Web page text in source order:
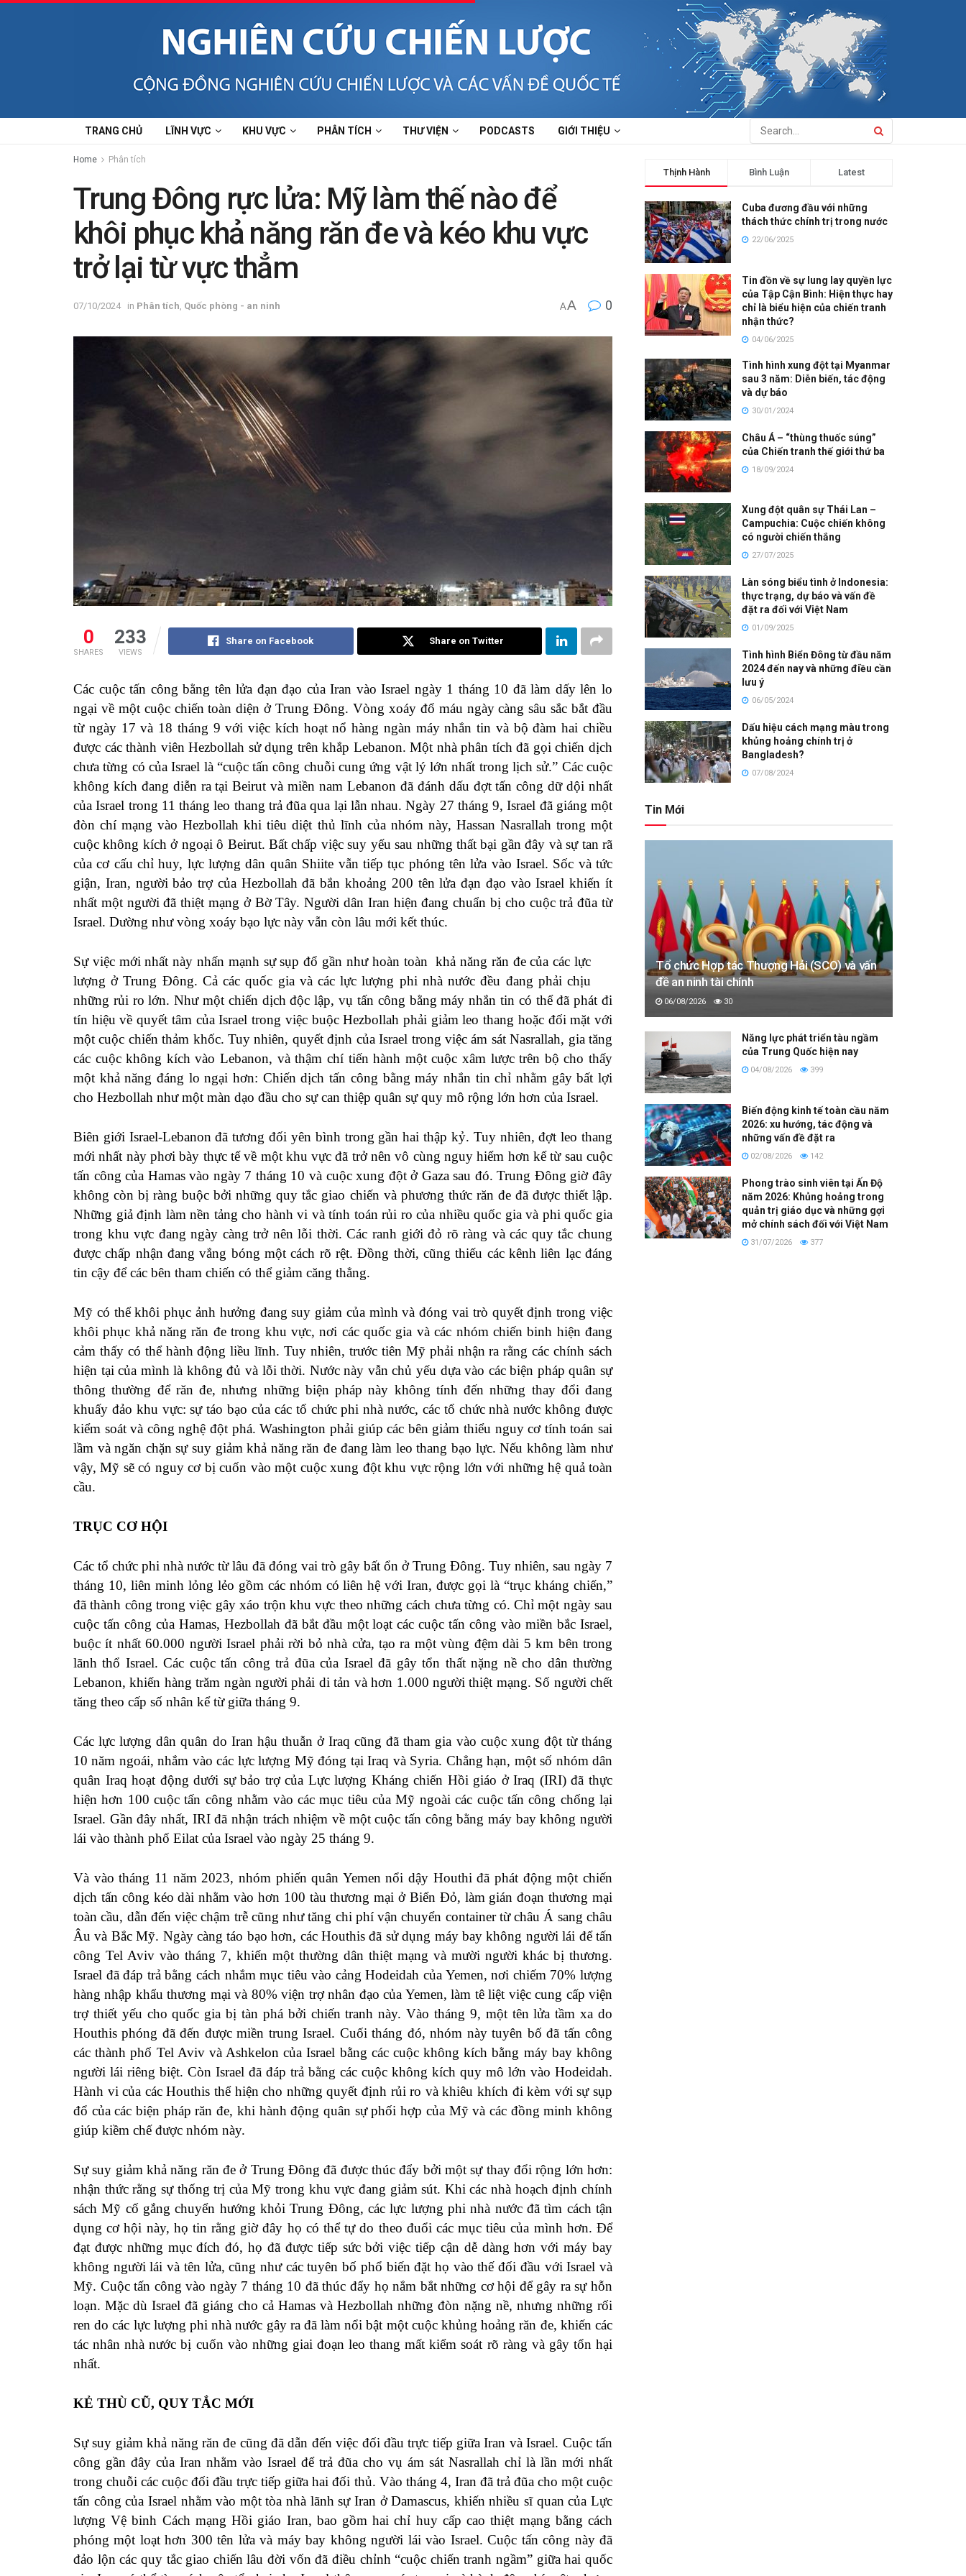
TRANG CHỦ LĨNH VỰC KHU VỰC PHÂN TÍCH THƯ VIỆN PODCASTS GIỚI THIỆU
Home Phân tích
Trung Đông rực lửa: Mỹ làm thế nào để
khôi phục khả năng răn đe và kéo khu vực
trở lại từ vực thẳm
07/10/2024 in Phân tích Quốc phòng - an ninh AA 0
0
SHARES
233
VIEWS
Share on Facebook Share on Twitter
Các cuộc tấn công bằng tên lửa đạn đạo của Iran vào Israel ngày 1 tháng 10 đã làm dấy lên lo
ngại về một cuộc chiến toàn diện ở Trung Đông. Vòng xoáy đổ máu ngày càng sâu sắc bắt đầu
từ ngày 17 và 18 tháng 9 với việc kích hoạt nổ hàng ngàn máy nhắn tin và bộ đàm hai chiều
được các thành viên Hezbollah sử dụng trên khắp Lebanon. Một nhà phân tích đã gọi chiến dịch
chưa từng có của Israel là “cuộc tấn công chuỗi cung ứng vật lý lớn nhất trong lịch sử.” Các cuộc
không kích đang diễn ra tại Beirut và miền nam Lebanon đã đánh dấu đợt tấn công dữ dội nhất
của Israel trong 11 tháng leo thang trả đũa qua lại lẫn nhau. Ngày 27 tháng 9, Israel đã giáng một
đòn chí mạng vào Hezbollah khi tiêu diệt thủ lĩnh của nhóm này, Hassan Nasrallah trong một
cuộc không kích ở ngoại ô Beirut. Bất chấp việc suy yếu sau những thất bại gần đây và sự tan rã
của cơ cấu chỉ huy, lực lượng dân quân Shiite vẫn tiếp tục phóng tên lửa vào Israel. Sốc và tức
giận, Iran, người bảo trợ của Hezbollah đã bắn khoảng 200 tên lửa đạn đạo vào Israel khiến ít
nhất một người đã thiệt mạng ở Bờ Tây. Người dân Iran hiện đang chuẩn bị cho cuộc trả đũa từ
Israel. Dường như vòng xoáy bạo lực này vẫn còn lâu mới kết thúc.
Sự việc mới nhất này nhấn mạnh sự sụp đổ gần như hoàn toàn khả năng răn đe của các lực
lượng ở Trung Đông. Cả các quốc gia và các lực lượng phi nhà nước đều đang phải chịu
những rủi ro lớn. Như một chiến dịch độc lập, vụ tấn công bằng máy nhắn tin có thể đã phát đi
tín hiệu về quyết tâm của Israel trong việc buộc Hezbollah phải giảm leo thang hoặc đối mặt với
một cuộc chiến thảm khốc. Tuy nhiên, quyết định của Israel trong việc ám sát Nasrallah, gia tăng
các cuộc không kích vào Lebanon, và thậm chí tiến hành một cuộc xâm lược trên bộ cho thấy
một khả năng đáng lo ngại hơn: Chiến dịch tấn công bằng máy nhắn tin chỉ nhằm gây bất lợi
cho Hezbollah như một màn dạo đầu cho sự can thiệp quân sự quy mô rộng lớn hơn của Israel.
Biên giới Israel-Lebanon đã tương đối yên bình trong gần hai thập kỷ. Tuy nhiên, đợt leo thang
mới nhất này phơi bày thực tế về một khu vực đã trở nên vô cùng nguy hiểm hơn kể từ sau cuộc
tấn công của Hamas vào ngày 7 tháng 10 và cuộc xung đột ở Gaza sau đó. Trung Đông giờ đây
không còn bị ràng buộc bởi những quy tắc giao chiến và phương thức răn đe đã được thiết lập.
Những giả định làm nền tảng cho hành vi và tính toán rủi ro của nhiều quốc gia và phi quốc gia
trong khu vực đang ngày càng trở nên lỗi thời. Các ranh giới đỏ rõ ràng và các quy tắc chung
được chấp nhận đang vắng bóng một cách rõ rệt. Đồng thời, cũng thiếu các kênh liên lạc đáng
tin cậy để các bên tham chiến có thể giảm căng thẳng.
Mỹ có thể khôi phục ảnh hưởng đang suy giảm của mình và đóng vai trò quyết định trong việc
khôi phục khả năng răn đe trong khu vực, nơi các quốc gia và các nhóm chiến binh hiện đang
cảm thấy có thể hành động liều lĩnh. Tuy nhiên, trước tiên Mỹ phải nhận ra rằng các chính sách
hiện tại của mình là không đủ và lỗi thời. Nước này vẫn chủ yếu dựa vào các biện pháp quân sự
thông thường để răn đe, nhưng những biện pháp này không tính đến những thay đổi đang
khuấy đảo khu vực: sự táo bạo của các tổ chức phi nhà nước, các tổ chức nhà nước không được
kiểm soát và công nghệ đột phá. Washington phải giúp các bên giảm thiểu nguy cơ tính toán sai
lầm và ngăn chặn sự suy giảm khả năng răn đe đang làm leo thang bạo lực. Nếu không làm như
vậy, Mỹ sẽ có nguy cơ bị cuốn vào một cuộc xung đột khu vực rộng lớn với những hệ quả toàn
cầu.
TRỤC CƠ HỘI
Các tổ chức phi nhà nước từ lâu đã đóng vai trò gây bất ổn ở Trung Đông. Tuy nhiên, sau ngày 7
tháng 10, liên minh lỏng lẻo gồm các nhóm có liên hệ với Iran, được gọi là “trục kháng chiến,”
đã thành công trong việc gây xáo trộn khu vực theo những cách chưa từng có. Chỉ một ngày sau
cuộc tấn công của Hamas, Hezbollah đã bắt đầu một loạt các cuộc tấn công vào miền bắc Israel,
buộc ít nhất 60.000 người Israel phải rời bỏ nhà cửa, tạo ra một vùng đệm dài 5 km bên trong
lãnh thổ Israel. Các cuộc tấn công trả đũa của Israel đã gây tổn thất nặng nề cho dân thường
Lebanon, khiến hàng trăm ngàn người phải di tản và hơn 1.000 người thiệt mạng. Số người chết
tăng theo cấp số nhân kể từ giữa tháng 9.
Các lực lượng dân quân do Iran hậu thuẫn ở Iraq cũng đã tham gia vào cuộc xung đột từ tháng
10 năm ngoái, nhắm vào các lực lượng Mỹ đóng tại Iraq và Syria. Chẳng hạn, một số nhóm dân
quân Iraq hoạt động dưới sự bảo trợ của Lực lượng Kháng chiến Hồi giáo ở Iraq (IRI) đã thực
hiện hơn 100 cuộc tấn công nhằm vào các mục tiêu của Mỹ ngoài các cuộc tấn công chống lại
Israel. Gần đây nhất, IRI đã nhận trách nhiệm về một cuộc tấn công bằng máy bay không người
lái vào thành phố Eilat của Israel vào ngày 25 tháng 9.
Và vào tháng 11 năm 2023, nhóm phiến quân Yemen nổi dậy Houthi đã phát động một chiến
dịch tấn công kéo dài nhằm vào hơn 100 tàu thương mại ở Biển Đỏ, làm gián đoạn thương mại
toàn cầu, dẫn đến việc chậm trễ cũng như tăng chi phí vận chuyển container từ châu Á sang châu
Âu và Bắc Mỹ. Ngày càng táo bạo hơn, các Houthis đã sử dụng máy bay không người lái để tấn
công Tel Aviv vào tháng 7, khiến một thường dân thiệt mạng và mười người khác bị thương.
Israel đã đáp trả bằng cách nhắm mục tiêu vào cảng Hodeidah của Yemen, nơi chiếm 70% lượng
hàng nhập khẩu thương mại và 80% viện trợ nhân đạo của Yemen, làm tê liệt việc cung cấp viện
trợ thiết yếu cho quốc gia bị tàn phá bởi chiến tranh này. Vào tháng 9, một tên lửa tầm xa do
Houthis phóng đã đến được miền trung Israel. Cuối tháng đó, nhóm này tuyên bố đã tấn công
các thành phố Tel Aviv và Ashkelon của Israel bằng các cuộc không kích bằng máy bay không
người lái riêng biệt. Còn Israel đã đáp trả bằng các cuộc không kích quy mô lớn vào Hodeidah.
Hành vi của các Houthis thể hiện cho những quyết định rủi ro và khiêu khích đi kèm với sự sụp
đổ của các biện pháp răn đe, khi hành động quân sự phối hợp của Mỹ và các đồng minh không
giúp kiềm chế được nhóm này.
Sự suy giảm khả năng răn đe ở Trung Đông đã được thúc đẩy bởi một sự thay đổi rộng lớn hơn:
nhận thức rằng sự thống trị của Mỹ trong khu vực đang giảm sút. Khi các nhà hoạch định chính
sách Mỹ cố gắng chuyển hướng khỏi Trung Đông, các lực lượng phi nhà nước đã tìm cách tận
dụng cơ hội này, họ tin rằng giờ đây họ có thể tự do theo đuổi các mục tiêu của mình hơn. Để
đạt được những mục đích đó, họ đã được tiếp sức bởi việc tiếp cận dễ dàng hơn với máy bay
không người lái và tên lửa, cũng như các tuyên bố phổ biến đặt họ vào thế đối đầu với Israel và
Mỹ. Cuộc tấn công vào ngày 7 tháng 10 đã thúc đẩy họ nắm bắt những cơ hội để gây ra sự hỗn
loạn. Mặc dù Israel đã giáng cho cả Hamas và Hezbollah những đòn nặng nề, nhưng những rối
ren do các lực lượng phi nhà nước gây ra đã làm nổi bật một cuộc khủng hoảng răn đe, khiến các
tác nhân nhà nước bị cuốn vào những giai đoạn leo thang mất kiểm soát rõ ràng và gây tổn hại
nhất.
KẺ THÙ CŨ, QUY TẮC MỚI
Sự suy giảm khả năng răn đe cũng đã dẫn đến việc đối đầu trực tiếp giữa Iran và Israel. Cuộc tấn
công gần đây của Iran nhằm vào Israel để trả đũa cho vụ ám sát Nasrallah chỉ là lần mới nhất
trong chuỗi các cuộc đối đầu trực tiếp giữa hai đối thủ. Vào tháng 4, Iran đã trả đũa cho một cuộc
tấn công của Israel nhằm vào một tòa nhà lãnh sự Iran ở Damascus, khiến nhiều sĩ quan của Lực
lượng Vệ binh Cách mạng Hồi giáo Iran, bao gồm hai chỉ huy cấp cao thiệt mạng bằng cách
phóng một loạt hơn 300 tên lửa và máy bay không người lái vào Israel. Cuộc tấn công này đã
đảo lộn các quy tắc giao chiến lâu đời vốn đã điều chỉnh “cuộc chiến tranh ngầm” giữa hai quốc
Thịnh Hành Bình Luận Latest
Cuba đương đầu với những
thách thức chính trị trong nước
22/06/2025
Tin đồn về sự lung lay quyền lực
của Tập Cận Bình: Hiện thực hay
chỉ là biểu hiện của chiến tranh
nhận thức?
04/06/2025
Tình hình xung đột tại Myanmar
sau 3 năm: Diễn biến, tác động
và dự báo
30/01/2024
Châu Á – “thùng thuốc súng”
của Chiến tranh thế giới thứ ba
18/09/2024
Xung đột quân sự Thái Lan –
Campuchia: Cuộc chiến không
có người chiến thắng
27/07/2025
Làn sóng biểu tình ở Indonesia:
thực trạng, dự báo và vấn đề
đặt ra đối với Việt Nam
01/09/2025
Tình hình Biển Đông từ đầu năm
2024 đến nay và những điều cần
lưu ý
06/05/2024
Dấu hiệu cách mạng màu trong
khủng hoảng chính trị ở
Bangladesh?
07/08/2024
Tin Mới
Tổ chức Hợp tác Thượng Hải (SCO) và vấn
đề an ninh tài chính
06/08/2026 30
Năng lực phát triển tàu ngầm
của Trung Quốc hiện nay
04/08/2026 399
Biến động kinh tế toàn cầu năm
2026: xu hướng, tác động và
những vấn đề đặt ra
02/08/2026 142
Phong trào sinh viên tại Ấn Độ
năm 2026: Khủng hoảng trong
quản trị giáo dục và những gợi
mở chính sách đối với Việt Nam
31/07/2026 377